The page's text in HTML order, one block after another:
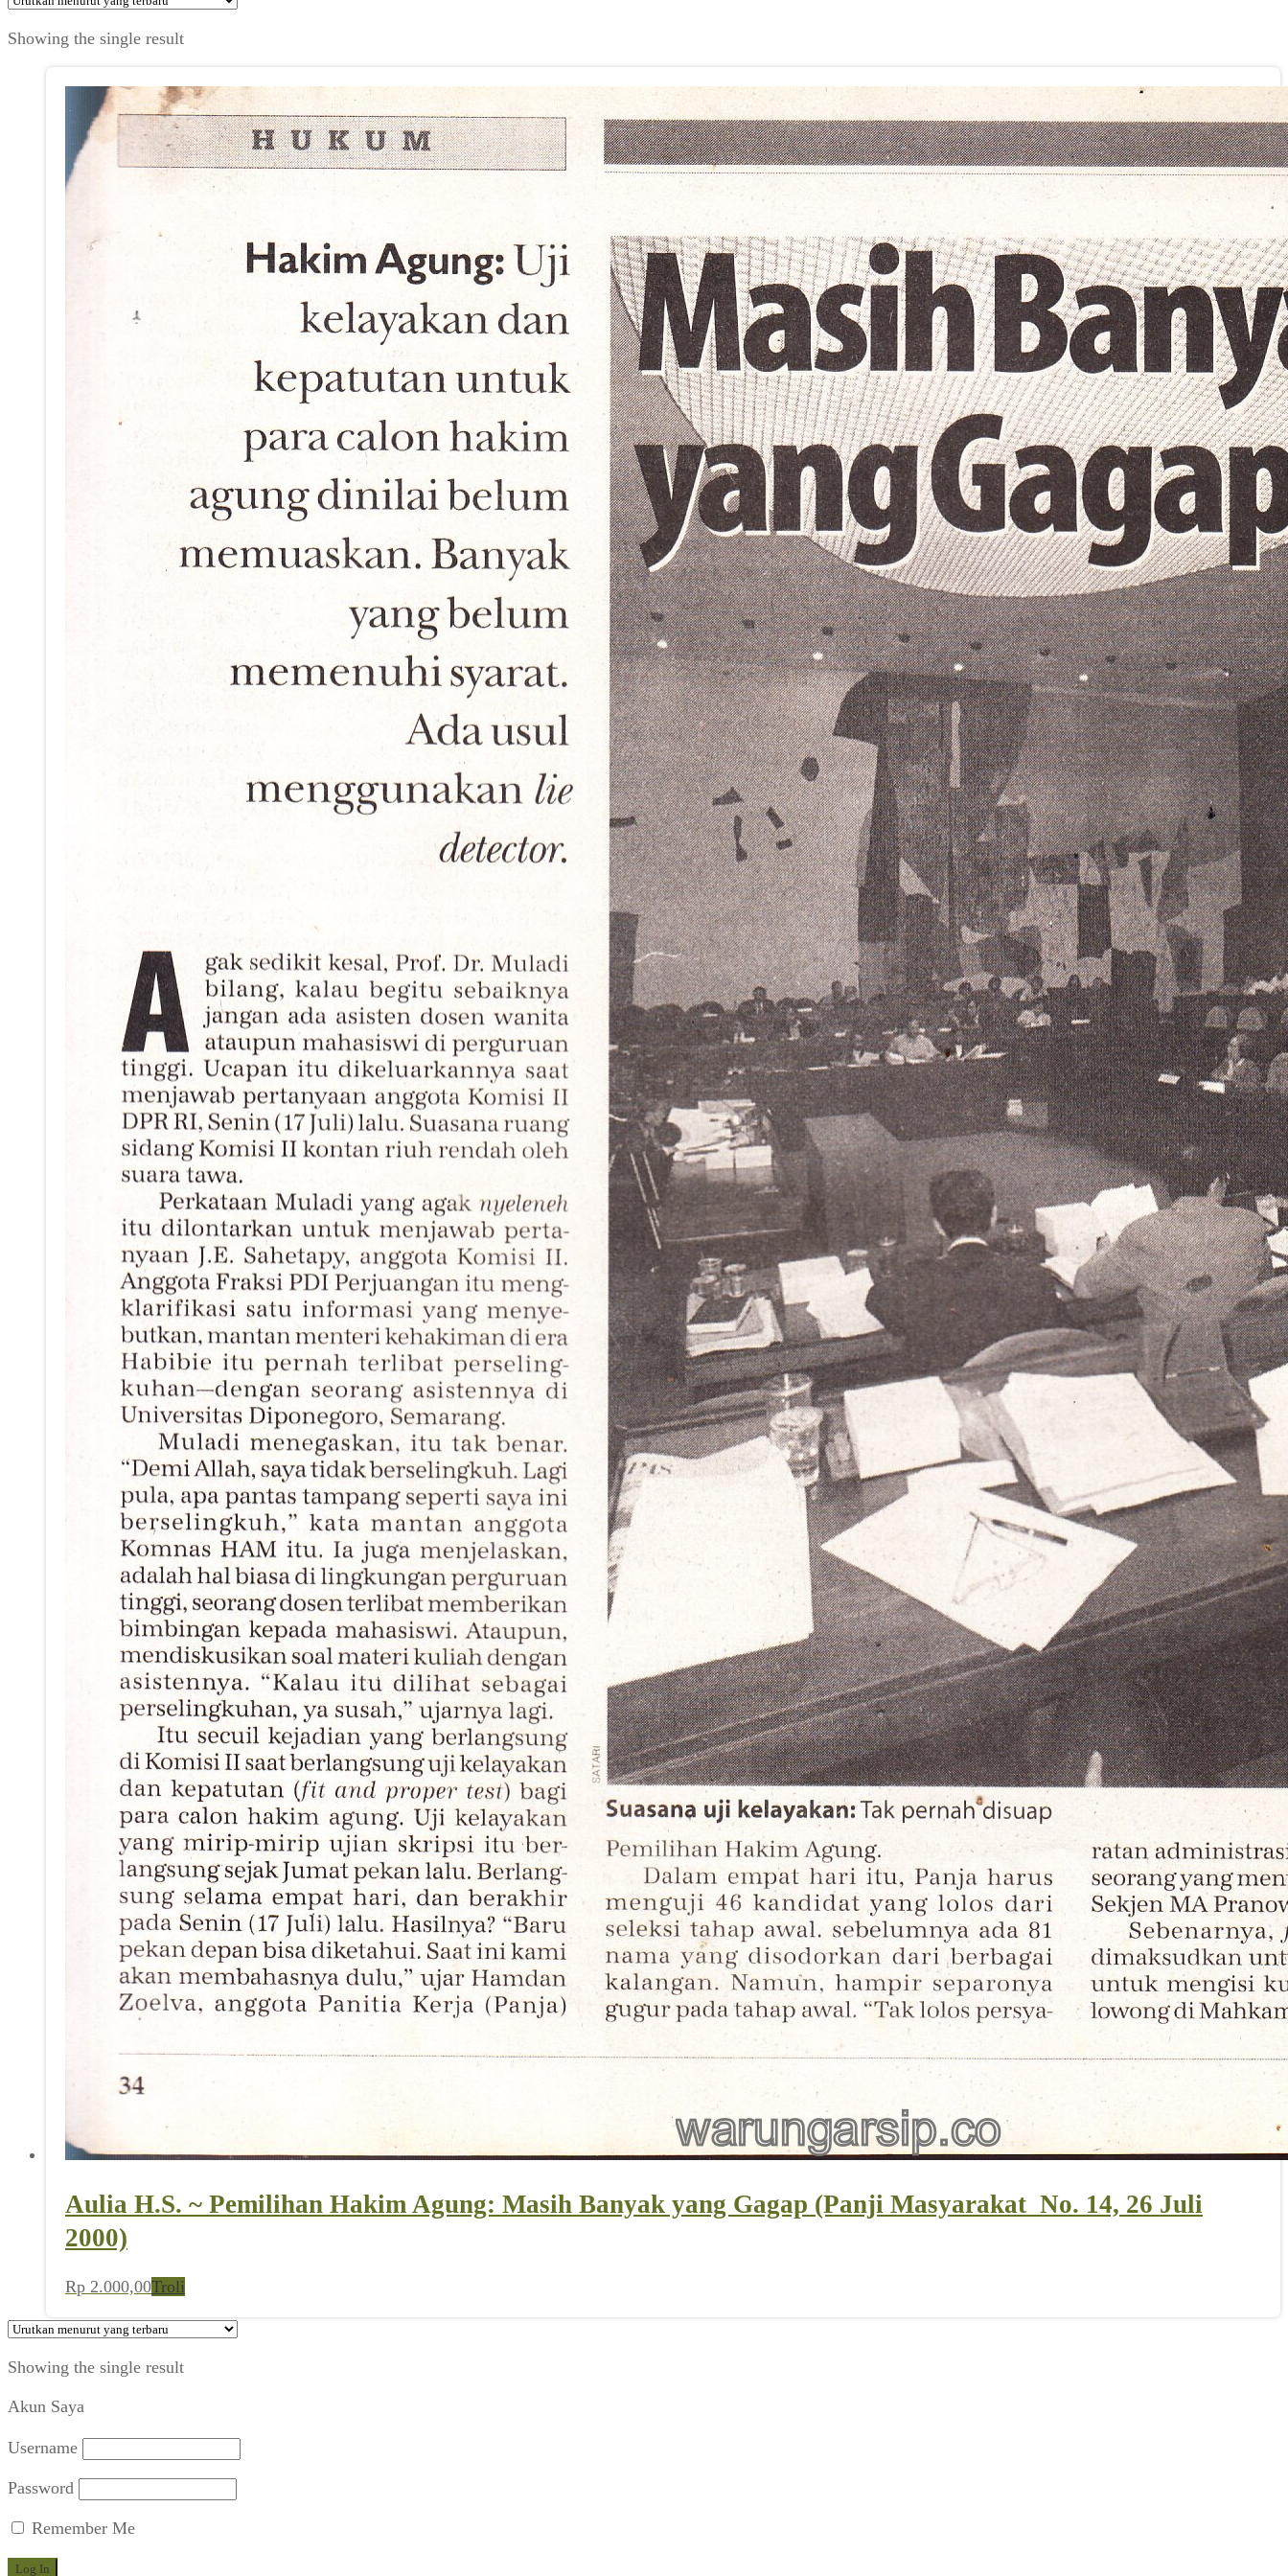
Showing the single result
Aulia H.S. ~ Pemilihan Hakim Agung: Masih Banyak yang Gagap (Panji Masyarakat_No. 14, 26 Juli
2000)
Rp 2.000,00Troli
Showing the single result
Akun Saya
Username
Password
Remember Me